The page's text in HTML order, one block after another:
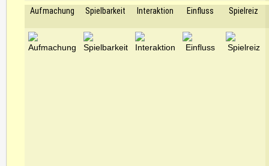
Aufmachung Spielbarkeit Interaktion Einfluss Spielreiz